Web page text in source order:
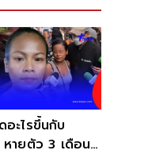
อะไรขึ้นกับ
ายตัว 3 เดือน